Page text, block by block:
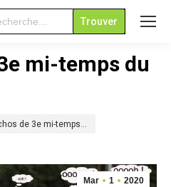
mi-temps du
de 3e mi-temps…
Mar 1 2020